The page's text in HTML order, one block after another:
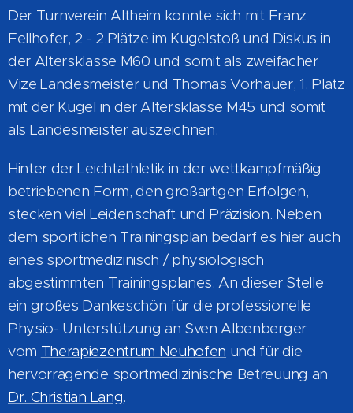
Der Turnverein Altheim konnte sich mit Franz
Fellhofer, 2 - 2.Plätze im Kugelstoß und Diskus in
der Altersklasse M60 und somit als zweifacher
Vize Landesmeister und Thomas Vorhauer, 1. Platz
mit der Kugel in der Altersklasse M45 und somit
als Landesmeister auszeichnen.
Hinter der Leichtathletik in der wettkampfmäßig
betriebenen Form, den großartigen Erfolgen,
stecken viel Leidenschaft und Präzision. Neben
dem sportlichen Trainingsplan bedarf es hier auch
eines sportmedizinisch / physiologisch
abgestimmten Trainingsplanes. An dieser Stelle
ein großes Dankeschön für die professionelle
Physio- Unterstützung an Sven Albenberger
vom Therapiezentrum Neuhofen und für die
hervorragende sportmedizinische Betreuung an
Dr. Christian Lang.